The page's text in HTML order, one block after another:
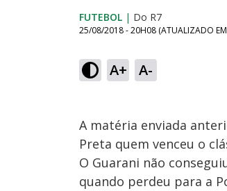
FUTEBOL | Do R7
25/08/2018 - 20H08 (ATUALIZADO EM
A+ A-
A matéria enviada
Preta quem venceu o
O Guarani não
quando perdeu para a